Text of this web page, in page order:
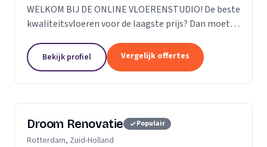
WELKOM BIJ DE ONLINE VLOERENSTUDIO! De beste
kwaliteitsvloeren voor de laagste prijs? Dan moet u
soorten parketvloeren en laminaat online
bestellen...
Bekijk profiel Vergelijk offertes
Droom Renovatie Populair
Rotterdam, Zuid-Holland